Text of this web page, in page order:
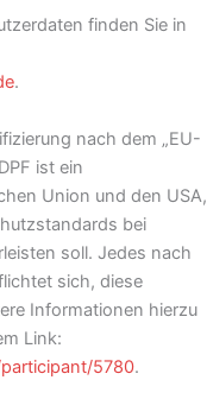
finden Sie in
.
nach dem „EU-
ist ein
Union und den USA,
bei
soll. Jedes nach
sich, diese
Informationen hierzu
Link:
5780.